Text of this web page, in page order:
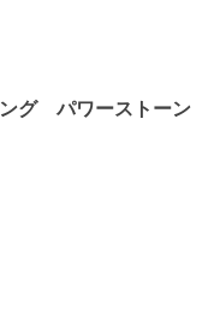
ング パワーストーン